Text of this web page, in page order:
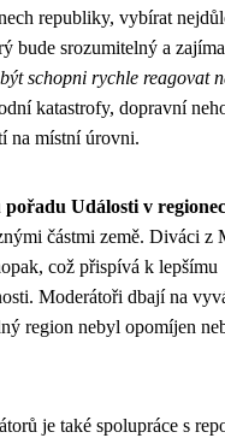
republiky, vybírat
bude srozumitelný a
schopni rychle reagovat
katastrofy, dopravní
na místní úrovni.
Události v
částmi země. Diváci z
což přispívá k lepšímu
Moderátoři dbají na
region nebyl opomíjen
je také spolupráce s